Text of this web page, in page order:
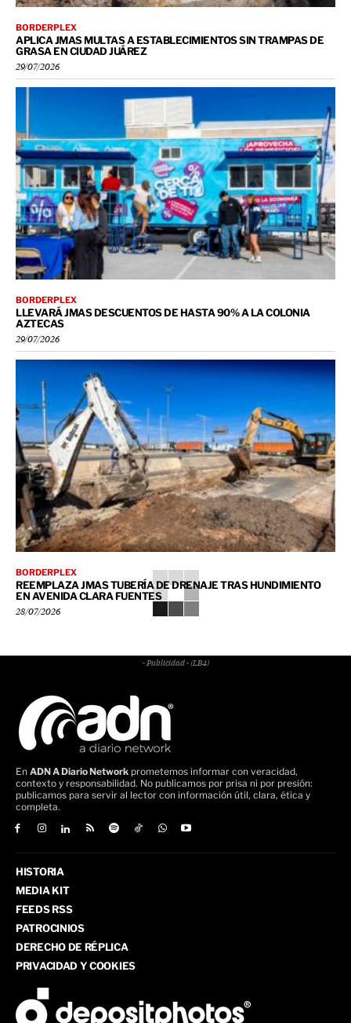
BORDERPLEX
APLICA JMAS MULTAS A ESTABLECIMIENTOS SIN TRAMPAS DE
GRASA EN CIUDAD JUÁREZ
29/07/2026
BORDERPLEX
LLEVARÁ JMAS DESCUENTOS DE HASTA 90% A LA COLONIA
AZTECAS
29/07/2026
BORDERPLEX
REEMPLAZA JMAS TUBERÍA DE DRENAJE TRAS HUNDIMIENTO
EN AVENIDA CLARA FUENTES
28/07/2026
- Publicidad - (LB4)
En ADN A Diario Network prometemos informar con veracidad,
contexto y responsabilidad. No publicamos por prisa ni por presión:
publicamos para servir al lector con información útil, clara, ética y
completa.
HISTORIA
MEDIA KIT
FEEDS RSS
PATROCINIOS
DERECHO DE RÉPLICA
PRIVACIDAD Y COOKIES